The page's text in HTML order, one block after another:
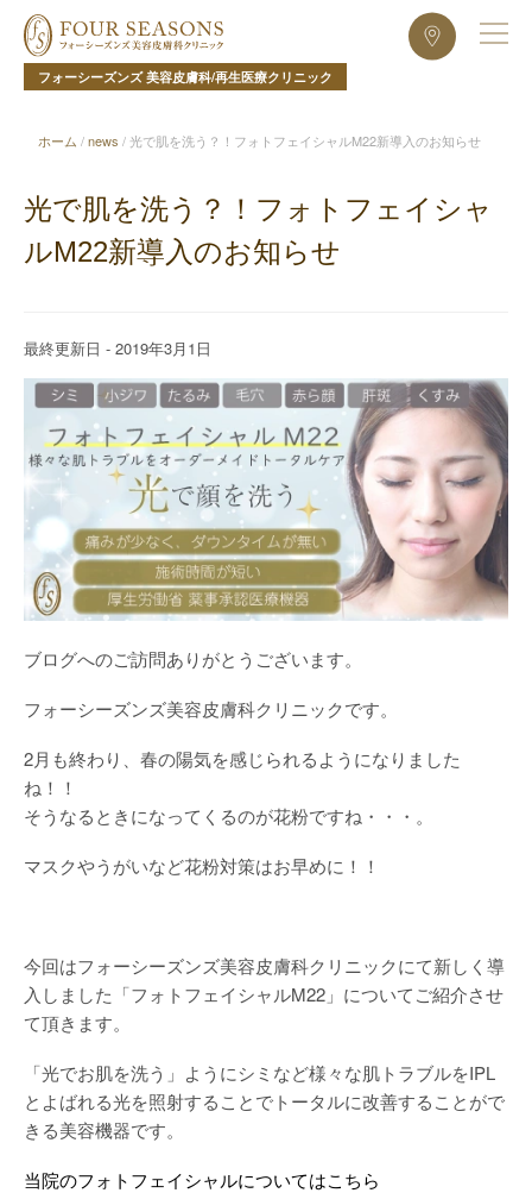
フォーシーズンズ 美容皮膚科/再生医療クリニック
ホーム /news /光で肌を洗う？！フォトフェイシャルM22新導入のお知らせ
光で肌を洗う？！フォトフェイシャ
ルM22新導入のお知らせ
最終更新日 - 2019年3月1日
ブログへのご訪問ありがとうございます。
フォーシーズンズ美容皮膚科クリニックです。
2月も終わり、春の陽気を感じられるようになりました
ね！！
そうなるときになってくるのが花粉ですね・・・。
マスクやうがいなど花粉対策はお早めに！！
今回はフォーシーズンズ美容皮膚科クリニックにて新しく導
入しました「フォトフェイシャルM22」についてご紹介させ
て頂きます。
「光でお肌を洗う」ようにシミなど様々な肌トラブルをIPL
とよばれる光を照射することでトータルに改善することがで
きる美容機器です。
当院のフォトフェイシャルについてはこちら